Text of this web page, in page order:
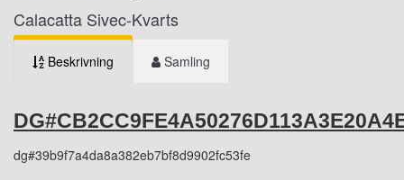
Calacatta Sivec-Kvarts
Beskrivning Samling
dg#39b9f7a4da8a382eb7bf8d9902fc53fe